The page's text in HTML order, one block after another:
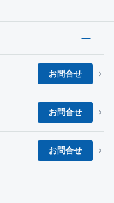
お問合せ
お問合せ
お問合せ